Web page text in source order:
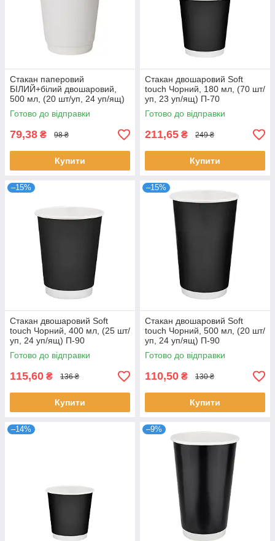
Стакан паперовий
БІЛИЙ+білий двошаровий,
500 мл, (20 шт/уп, 24 уп/ящ)
П-90
Готово до відправки
79,38 ₴ 98 ₴
Купити
Стакан двошаровий Soft
touch Чорний, 180 мл, (70 шт/
уп, 23 уп/ящ) П-70
Готово до відправки
211,65 ₴ 249 ₴
Купити
–15%
Стакан двошаровий Soft
touch Чорний, 400 мл, (25 шт/
уп, 24 уп/ящ) П-90
Готово до відправки
115,60 ₴ 136 ₴
Купити
–15%
Стакан двошаровий Soft
touch Чорний, 500 мл, (20 шт/
уп, 24 уп/ящ) П-90
Готово до відправки
110,50 ₴ 130 ₴
Купити
–14% –9%